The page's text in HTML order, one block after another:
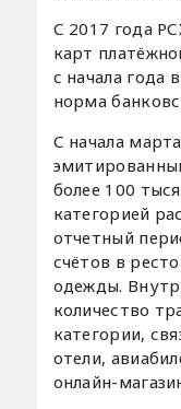
С 2017 года
карт
с начала года
норма
С начала
более 100
категорией
отчетный
счётов в
одежды.
количество
категории,
отели,
онлайн-